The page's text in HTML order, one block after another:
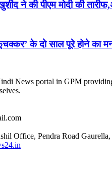
ने की पीएम मोदी की
के दो साल पूरे होने का
News portal in GPM
Office, Pendra Road